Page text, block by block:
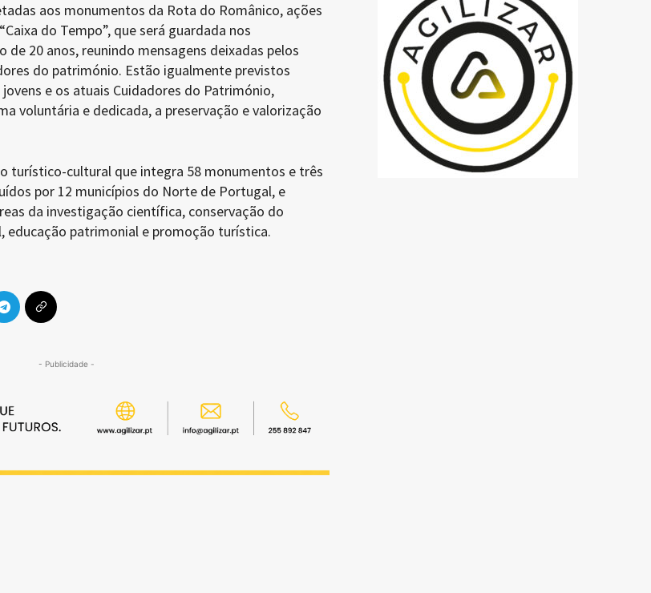
aos monumentos da Rota do Românico, ações
do Tempo”, que será guardada nos
20 anos, reunindo mensagens deixadas pelos
do património. Estão igualmente previstos
e os atuais Cuidadores do Património,
voluntária e dedicada, a preservação e valorização
turístico-cultural que integra 58 monumentos e três
por 12 municípios do Norte de Portugal, e
da investigação científica, conservação do
educação patrimonial e promoção turística.
- Publicidade -